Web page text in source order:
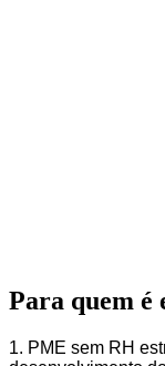
Para quem é
1. PME sem RH